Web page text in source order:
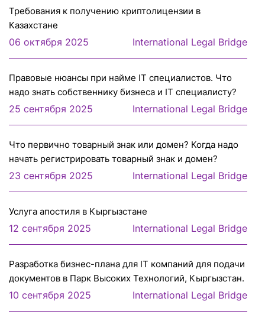
Требования к получению криптолицензии в
Казахстане
06 октября 2025 International Legal Bridge
Правовые нюансы при найме IT специалистов. Что
надо знать собственнику бизнеса и IT специалисту?
25 сентября 2025 International Legal Bridge
Что первично товарный знак или домен? Когда надо
начать регистрировать товарный знак и домен?
23 сентября 2025 International Legal Bridge
Услуга апостиля в Кыргызстане
12 сентября 2025 International Legal Bridge
Разработка бизнес-плана для IT компаний для подачи
документов в Парк Высоких Технологий, Кыргызстан.
10 сентября 2025 International Legal Bridge